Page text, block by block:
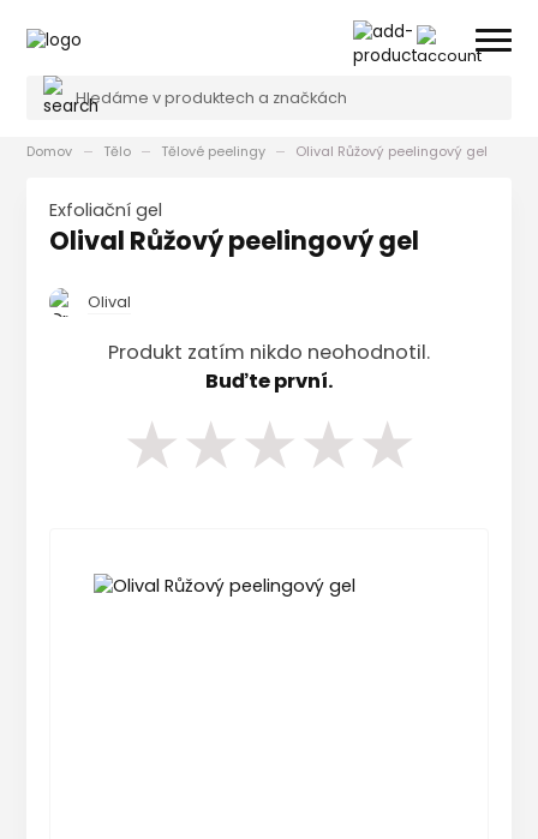
Domov Tělo Tělové peelingy Olival Růžový peelingový gel
Exfoliační gel
Olival Růžový peelingový gel
Olival
Produkt zatím nikdo neohodnotil.
Buďte první.
★★★★★